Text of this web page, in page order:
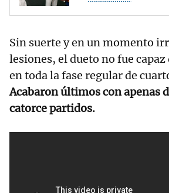
Sin suerte y en un momento
lesiones, el dueto no fue
en toda la fase regular de
Acabaron últimos con apenas
catorce partidos.